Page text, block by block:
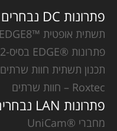
פתרונות DC נבחרים
תשתית אופטית ™EDGE8
פתרונות ®EDGE בסיס-12
תכנון תשתית חוות שרתים
Roxtec – חוות שרתים
פתרונות LAN נבחרים
מחברי ®UniCam